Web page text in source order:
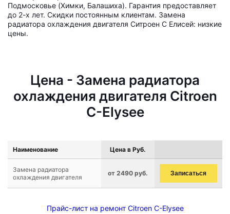
Подмосковье (Химки, Балашиха). Гарантия предоставляет
до 2-х лет. Скидки постоянным клиентам. Замена
радиатора охлаждения двигателя Ситроен С Елисей: низкие
цены.
Цена - Замена радиатора
охлаждения двигателя Citroen
C-Elysee
Наименование Цена в Руб.
Замена радиатора
охлаждения двигателя
от 2490 руб. Записаться
Прайс-лист на ремонт Citroen C-Elysee